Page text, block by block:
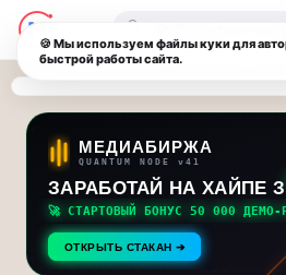
Последние
новости
и
обновления
потока:
Друзья,
приглашаем
на
музыкальную
—
Главный
чат-
🔍
МЕДИАБИРЖА
QUANTUM NODE v41
ЗАРАБОТАЙ НА ХАЙПЕ
🚀 СТАРТОВЫЙ БОНУС 50 000 ДЕМО-
ОТКРЫТЬ СТАКАН ➔
🍪 Мы используем файлы куки для
быстрой работы сайта.